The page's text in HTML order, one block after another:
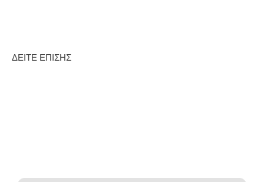
ΔΕΙΤΕ ΕΠΙΣΗΣ